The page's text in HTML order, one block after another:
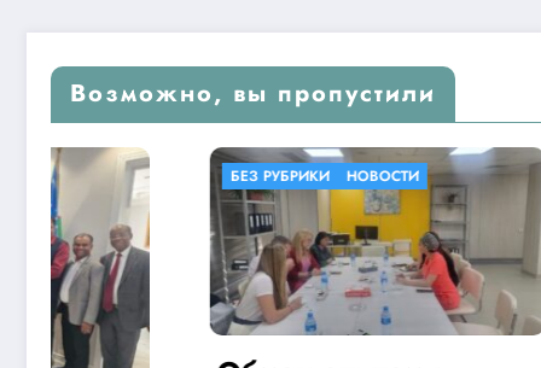
Возможно, вы пропустили
БЕЗ РУБРИКИ НОВОСТИ БЕЗ